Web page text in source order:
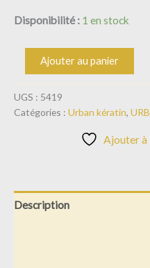
Disponibilité : 1 en stock
Ajouter au panier
UGS : 5419
Catégories : Urban kératin,
Ajouter à
Description